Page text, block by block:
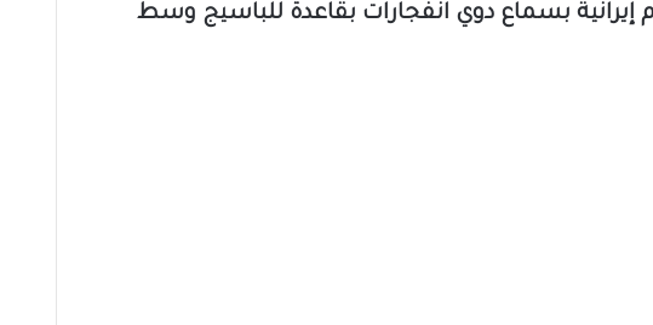
إيرانية بسماع دوي انفجارات بقاعدة للباسيج وسط